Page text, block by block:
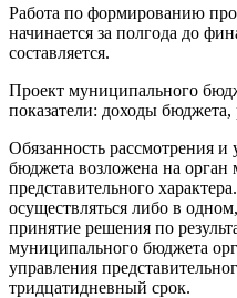
Работа по формированию
начинается за полгода до
составляется.
Проект муниципального
показатели: доходы
Обязанность рассмотрения
бюджета возложена на
представительного
осуществляться либо в
принятие решения по
муниципального бюджета
управления
тридцатидневный срок.